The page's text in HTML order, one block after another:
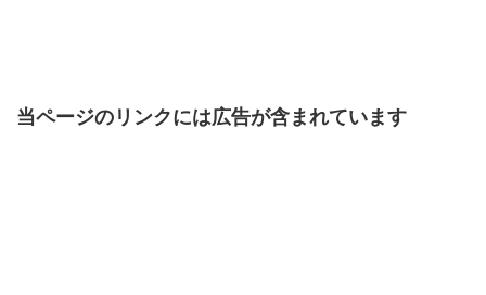
当ページのリンクには広告が含まれています